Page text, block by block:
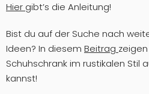
Hier gibt’s die Anleitung!
Bist du auf der Suche nach
Ideen? In diesem Beitrag
Schuhschrank im rustikalen Stil
kannst!